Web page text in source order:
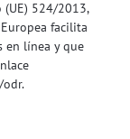
(UE) 524/2013,
facilita
en línea y que
odr.